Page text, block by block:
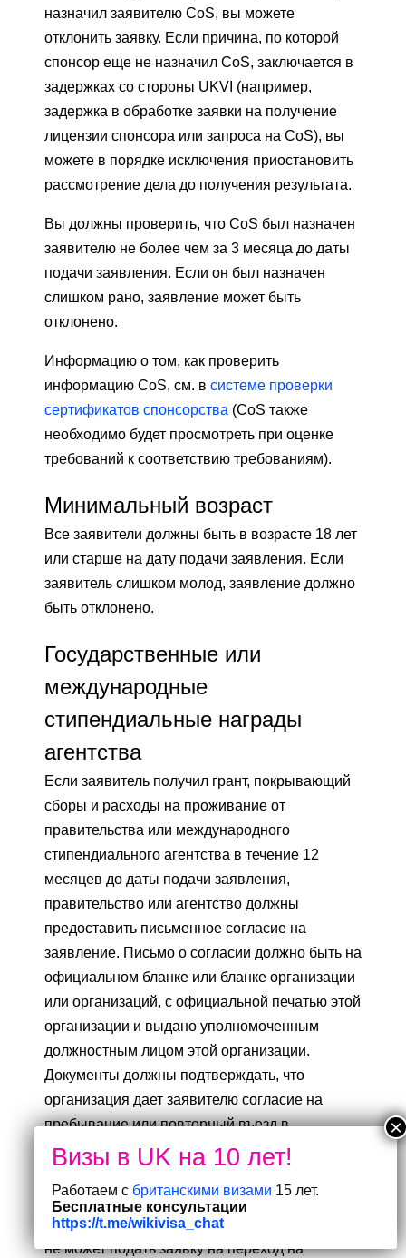
назначил заявителю CoS, вы можете
отклонить заявку. Если причина, по которой
спонсор еще не назначил CoS, заключается в
задержках со стороны UKVI (например,
задержка в обработке заявки на получение
лицензии спонсора или запроса на CoS), вы
можете в порядке исключения приостановить
рассмотрение дела до получения результата.
Вы должны проверить, что CoS был назначен
заявителю не более чем за 3 месяца до даты
подачи заявления. Если он был назначен
слишком рано, заявление может быть
отклонено.
Информацию о том, как проверить
информацию CoS, см. в системе проверки
сертификатов спонсорства (CoS также
необходимо будет просмотреть при оценке
требований к соответствию требованиям).
Минимальный возраст
Все заявители должны быть в возрасте 18 лет
или старше на дату подачи заявления. Если
заявитель слишком молод, заявление должно
быть отклонено.
Государственные или
международные
стипендиальные награды
агентства
Если заявитель получил грант, покрывающий
сборы и расходы на проживание от
правительства или международного
стипендиального агентства в течение 12
месяцев до даты подачи заявления,
правительство или агентство должны
предоставить письменное согласие на
заявление. Письмо о согласии должно быть на
официальном бланке или бланке организации
или организаций, с официальной печатью этой
организации и выдано уполномоченным
должностным лицом этой организации.
Документы должны подтверждать, что
организация дает заявителю согласие на
пребывание или повторный въезд в
Великобританию.
Переключение
Заявитель, находящийся в Великобритании,
не может подать заявку на переход на
Работаем с британскими визами 15 лет.
Бесплатные консультации
https://t.me/wikivisa_chat